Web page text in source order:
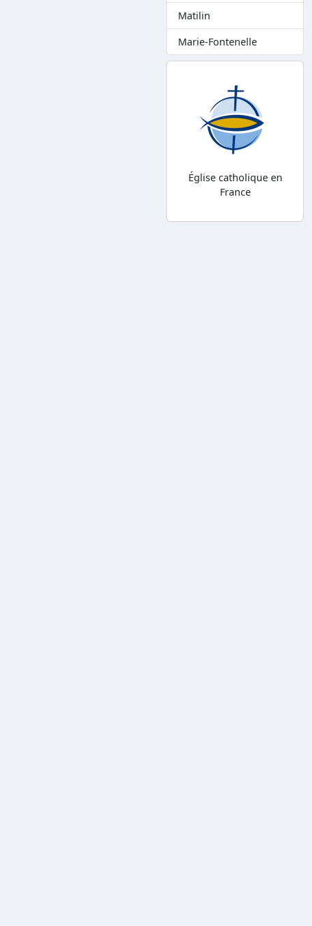
Matilin
Marie-Fontenelle
Église catholique en
France